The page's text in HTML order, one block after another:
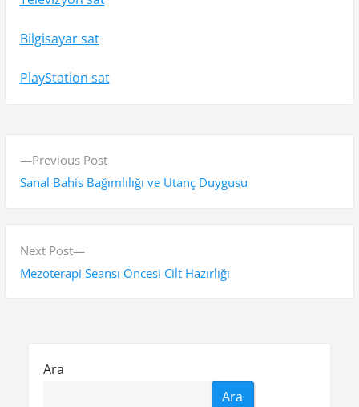
Bilgisayar sat
PlayStation sat
Previous PostP
r
o
Sanal Bahis Bağımlılığı ve Utanç Duygusu
Next Post
N
e
Mezoterapi Seansı Öncesi Cilt Hazırlığı
Ara
Ara